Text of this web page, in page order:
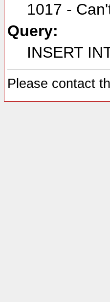
1017 -
Query:
INSERT
Please contact